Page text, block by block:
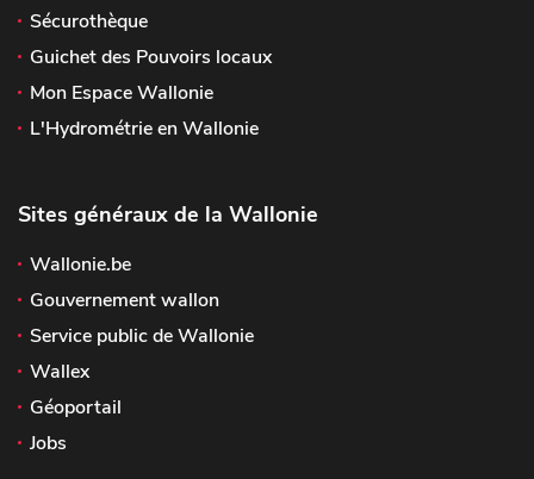
Sécurothèque
Guichet des Pouvoirs locaux
Mon Espace Wallonie
L'Hydrométrie en Wallonie
Sites généraux de la Wallonie
Wallonie.be
Gouvernement wallon
Service public de Wallonie
Wallex
Géoportail
Jobs